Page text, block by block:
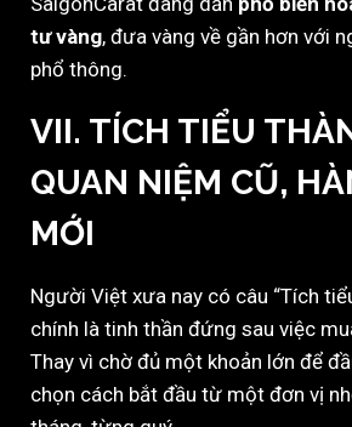
tư vàng, đưa vàng về gần hơn với
phổ thông.
VII. TÍCH TIỂU
QUAN NIỆM CŨ,
MỚI
Người Việt xưa nay có câu “Tích
chính là tinh thần đứng sau việc
Thay vì chờ đủ một khoản lớn để
chọn cách bắt đầu từ một đơn vị